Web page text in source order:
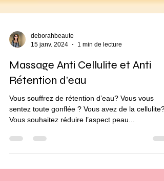
15 janv. 2024
1 min de lecture
Massage Anti Cellulite et Anti
Rétention d’eau
Vous souffrez de rétention d’eau? Vous vous
sentez toute gonflée ? Vous avez de la cellulite?
Vous souhaitez réduire l’aspect peau...